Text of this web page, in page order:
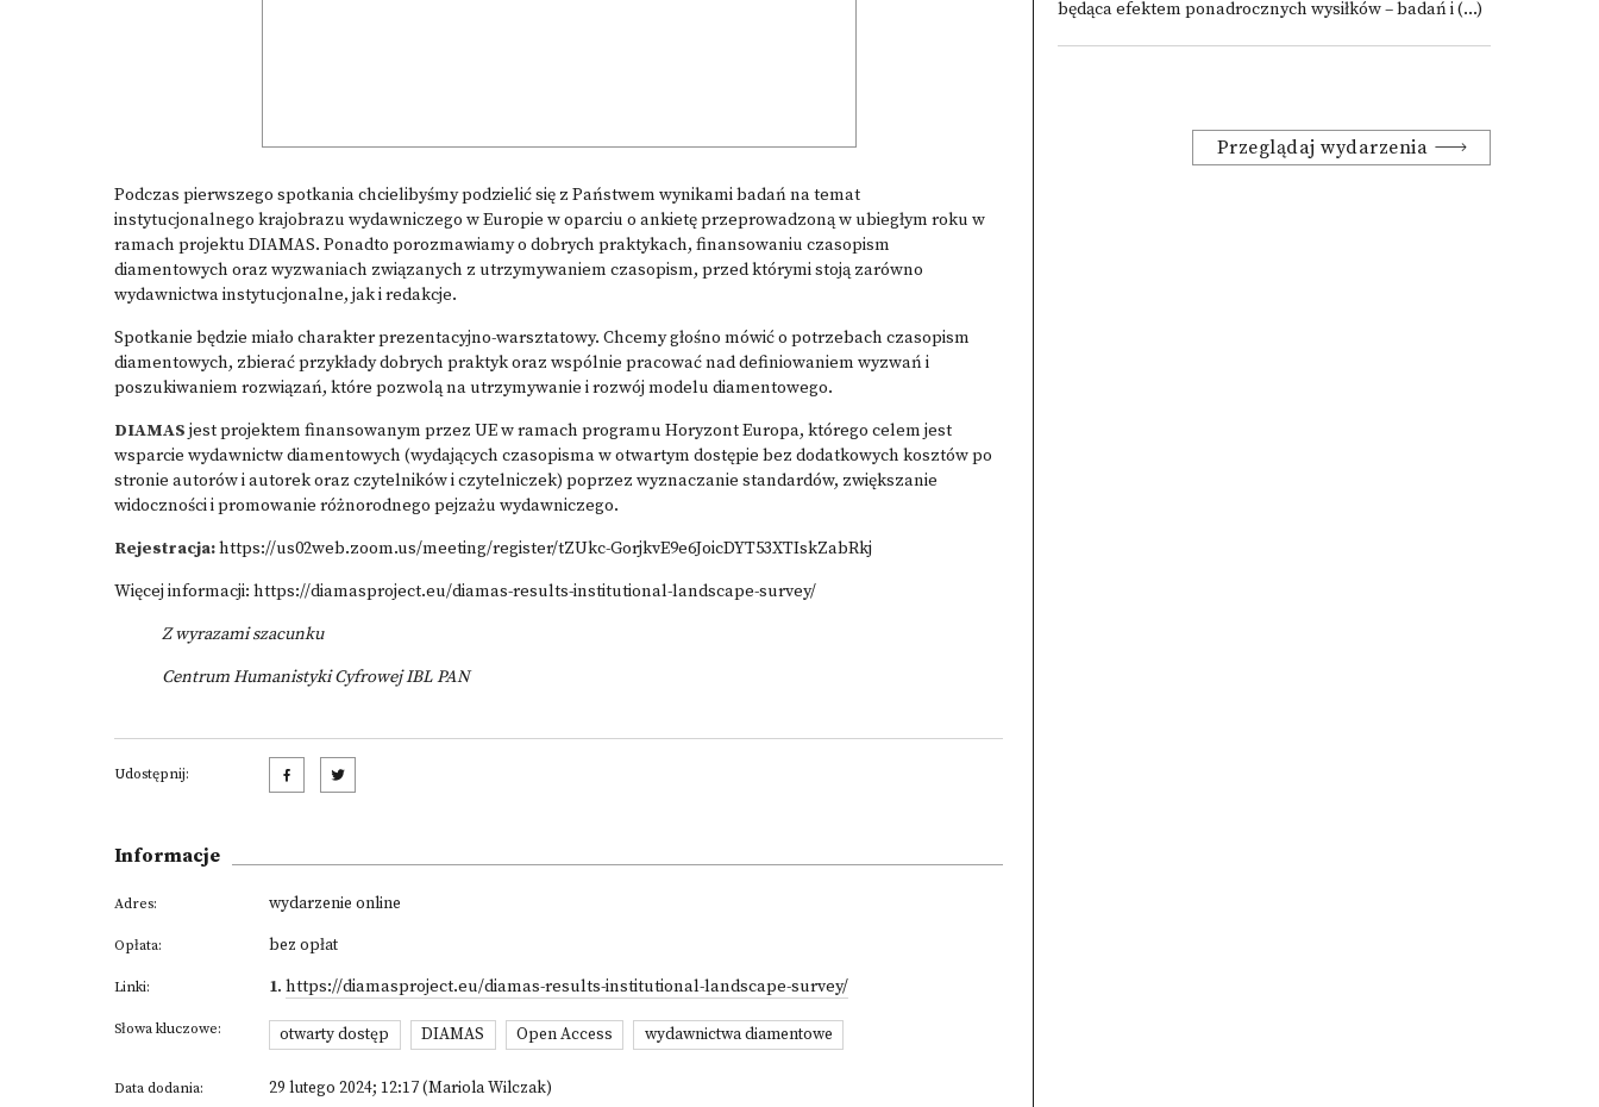
Podczas pierwszego spotkania chcielibyśmy podzielić się z Państwem wynikami badań na temat
instytucjonalnego krajobrazu wydawniczego w Europie w oparciu o ankietę przeprowadzoną w ubiegłym roku w
ramach projektu DIAMAS. Ponadto porozmawiamy o dobrych praktykach, finansowaniu czasopism
diamentowych oraz wyzwaniach związanych z utrzymywaniem czasopism, przed którymi stoją zarówno
wydawnictwa instytucjonalne, jak i redakcje.
Spotkanie będzie miało charakter prezentacyjno-warsztatowy. Chcemy głośno mówić o potrzebach czasopism
diamentowych, zbierać przykłady dobrych praktyk oraz wspólnie pracować nad definiowaniem wyzwań i
poszukiwaniem rozwiązań, które pozwolą na utrzymywanie i rozwój modelu diamentowego.
DIAMAS jest projektem finansowanym przez UE w ramach programu Horyzont Europa, którego celem jest
wsparcie wydawnictw diamentowych (wydających czasopisma w otwartym dostępie bez dodatkowych kosztów po
stronie autorów i autorek oraz czytelników i czytelniczek) poprzez wyznaczanie standardów, zwiększanie
widoczności i promowanie różnorodnego pejzażu wydawniczego.
Rejestracja:https://us02web.zoom.us/meeting/register/tZUkc-GorjkvE9e6JoicDYT53XTIskZabRkj
Więcej informacji: https://diamasproject.eu/diamas-results-institutional-landscape-survey/
Z wyrazami szacunku
Centrum Humanistyki Cyfrowej IBL PAN
Udostępnij:
Informacje
Adres: wydarzenie online
Opłata: bez opłat
Linki: 1. https://diamasproject.eu/diamas-results-institutional-landscape-survey/
Słowa kluczowe: otwarty dostęp DIAMAS Open Access wydawnictwa diamentowe
Data dodania: 29 lutego 2024; 12:17 (Mariola Wilczak)
będąca efektem ponadrocznych wysiłków – badań i (...)
Przeglądaj wydarzenia